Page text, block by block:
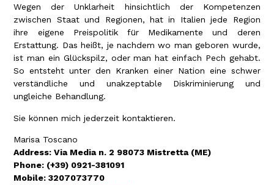
Wegen der Unklarheit hinsichtlich der Kompetenzen
zwischen Staat und Regionen, hat in Italien jede Region
ihre eigene Preispolitik für Medikamente und deren
Erstattung. Das heißt, je nachdem wo man geboren wurde,
ist man ein Glückspilz, oder man hat einfach Pech gehabt.
So entsteht unter den Kranken einer Nation eine schwer
verständliche und unakzeptable Diskriminierung und
ungleiche Behandlung.
Sie können mich jederzeit kontaktieren.
Marisa Toscano
Address: Via Media n. 2 98073 Mistretta (ME)
Phone: (+39) 0921-381091
Mobile: 3207073770